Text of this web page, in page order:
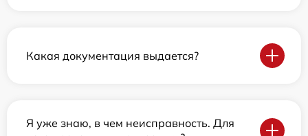
Какая документация выдается?
Я уже знаю, в чем неисправность. Для